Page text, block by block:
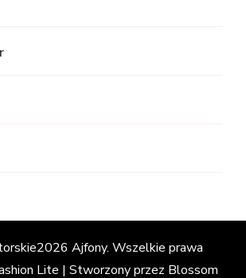
Ajfony. Wszelkie prawa
Lite | Stworzony przez Blossom